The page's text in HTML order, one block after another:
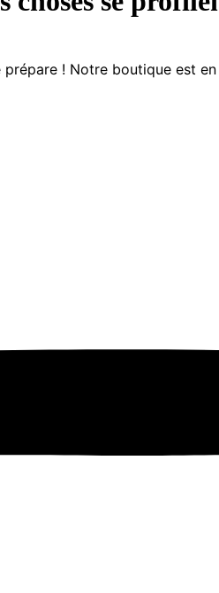
prépare ! Notre boutique est